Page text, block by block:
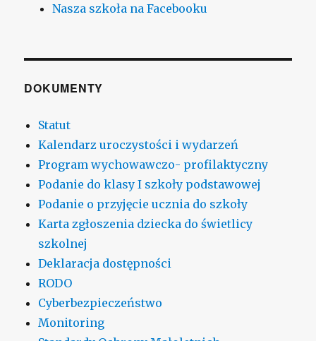
Nasza szkoła na Facebooku
DOKUMENTY
Statut
Kalendarz uroczystości i wydarzeń
Program wychowawczo- profilaktyczny
Podanie do klasy I szkoły podstawowej
Podanie o przyjęcie ucznia do szkoły
Karta zgłoszenia dziecka do świetlicy
szkolnej
Deklaracja dostępności
RODO
Cyberbezpieczeństwo
Monitoring